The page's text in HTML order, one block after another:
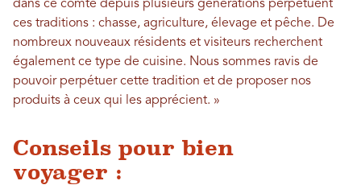
dans ce comté depuis plusieurs générations perpétuent
ces traditions : chasse, agriculture, élevage et pêche. De
nombreux nouveaux résidents et visiteurs recherchent
également ce type de cuisine. Nous sommes ravis de
pouvoir perpétuer cette tradition et de proposer nos
produits à ceux qui les apprécient. »
Conseils pour bien
voyager :